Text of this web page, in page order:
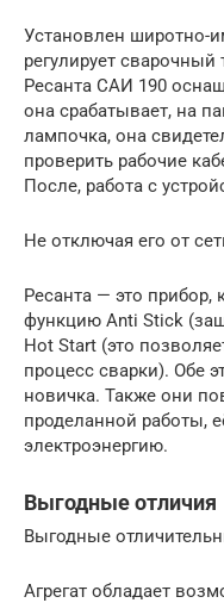
Установлен широтно-
регулирует
Ресанта САИ 190
она срабатывает, на
лампочка, она
проверить рабочие
После, работа с
Не отключая его от
Ресанта — это прибор,
функцию Anti Stick
Hot Start (это
процесс сварки). Обе
новичка. Также они
проделанной работы,
электроэнергию.
Выгодные отличия
Выгодные
Агрегат обладает